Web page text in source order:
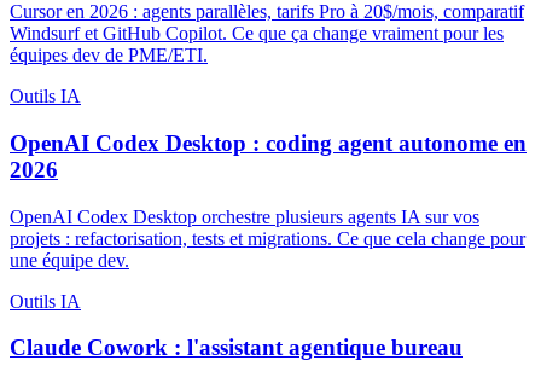
Cursor en 2026 : agents parallèles, tarifs Pro à 20$/mois, comparatif
Windsurf et GitHub Copilot. Ce que ça change vraiment pour les
équipes dev de PME/ETI.
Outils IA
OpenAI Codex Desktop : coding agent autonome en
2026
OpenAI Codex Desktop orchestre plusieurs agents IA sur vos
projets : refactorisation, tests et migrations. Ce que cela change pour
une équipe dev.
Outils IA
Claude Cowork : l'assistant agentique bureau